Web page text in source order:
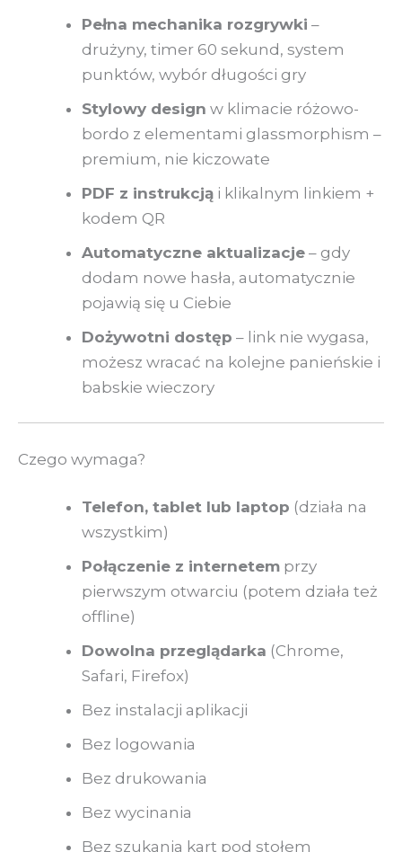
Pełna mechanika rozgrywki –
drużyny, timer 60 sekund, system
punktów, wybór długości gry
Stylowy design w klimacie różowo-
bordo z elementami glassmorphism –
premium, nie kiczowate
PDF z instrukcją i klikalnym linkiem +
kodem QR
Automatyczne aktualizacje – gdy
dodam nowe hasła, automatycznie
pojawią się u Ciebie
Dożywotni dostęp – link nie wygasa,
możesz wracać na kolejne panieńskie i
babskie wieczory
Czego wymaga?
Telefon, tablet lub laptop (działa na
wszystkim)
Połączenie z internetem przy
pierwszym otwarciu (potem działa też
offline)
Dowolna przeglądarka (Chrome,
Safari, Firefox)
Bez instalacji aplikacji
Bez logowania
Bez drukowania
Bez wycinania
Bez szukania kart pod stołem